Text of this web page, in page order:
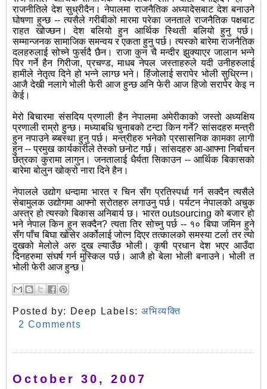
राजनीतिले देश सुध्रीदैन। नेपालमा राजनैतिक अध्यादेसबाट देश बनाउने
घोषणा हुन्छ -- त्यसैले गरीबीको मारमा परेका जनताले राजनैतिक पक्षबाट
राहत खोज्छन। देश बलियो हुन आर्थिक स्थिती बलियो हुनु पर्छ।
सम्मान्जनक सामाजिक समन्वय र एकता हुनु पर्छ। त्यस्को बारेमा राजनैतिक
दलहरुलाई सोच्ने फुर्सदै छैन। राजा कुन चै मन्दीर झुक्याएर जालान भन्ने
पिर गर्ने हैन गिरीजा, प्रचण्ड, माधब नेपल जस्ताहरुले यदी उनीहरुलाई
हामीले नेतृत्व दिने हो भन्ने लाग्छ भने। हिंजोलाई सरापेर भोली सुध्रिन्न।
आजै देखी नलागे भोली फेरी आज हुन्छ अनि फेरी आज हिजो सरापेर केइ न
केई।
मेरो बिचारमा संसदिय प्रणाली हैन नेपालमा अमेरीकाको जस्तो अध्यक्षिय
प्रणाली राम्रो हुन्छ। मध्याबधि चुनाबको टन्टा किन गर्ने? सांसदहरु मन्त्री
हुन नपाउने ब्य्बस्था हुनु पर्छ। मन्त्रीहरु भनेको प्रसासनिक कामका लागी
हुन -- प्रमुख कार्यकारीले तेस्को छनोट गर्छ। सांसदहरु आ-आफ्ना निर्बाचन
छेत्रका कुरामा लागुन। जनतालाई धैर्यता सिकाउन -- आर्थिक बिकासको
बारेमा बोलुन खोक्रो नारा दिने हैन।
नेपालले उद्योग धन्दामा भारत र चिन सँग प्रतिस्पर्धा गर्न सक्दैन त्यसैले
सेबामुलक उद्योगमा आफ्नो स्रोतहरु लगाउनु पर्छ। पर्यटन नेपालको अचुक
अस्त्र हो त्यस्को बिकास अनिबार्य छ। भारत outsourcing को बजार हो
भने नेपाल किन हुन सक्दैन? त्यता तिर सोच्नु पर्छ -- १० बिघा जमिन हुने
सँग पाँच बिघा खोसेर अर्कोलाई जोत्न दिएर तत्कालको समस्या टर्ला तर त्यो
दुखको मेलोले अरु दुख ल्याउँछ भोली। कृषी प्रधान देश भएर आउँदा
दिनहरुमा संघर्ष गर्न मुस्किल पर्छ। आजै हो बेला भोली बनाउने। भोली त
भोली फेरी आज हुन्छ।
Posted by: Deep Labels:अभिव्यक्ति
2 Comments
October 30, 2007